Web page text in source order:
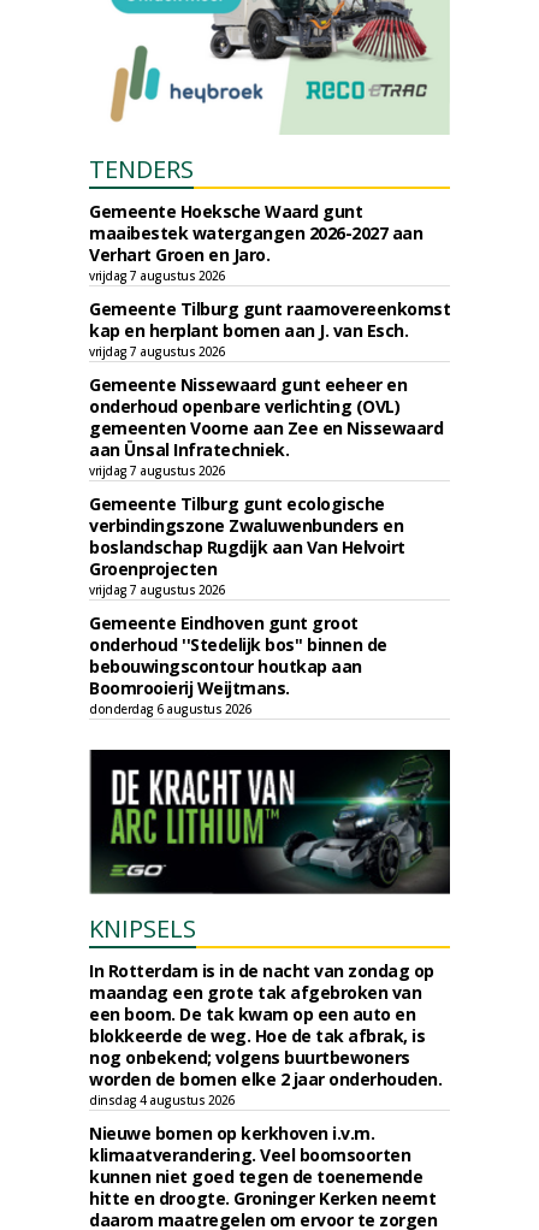
TENDERS
Gemeente Hoeksche Waard gunt
maaibestek watergangen 2026-2027 aan
Verhart Groen en Jaro.
vrijdag 7 augustus 2026
Gemeente Tilburg gunt raamovereenkomst
kap en herplant bomen aan J. van Esch.
vrijdag 7 augustus 2026
Gemeente Nissewaard gunt eeheer en
onderhoud openbare verlichting (OVL)
gemeenten Voorne aan Zee en Nissewaard
aan Ünsal Infratechniek.
vrijdag 7 augustus 2026
Gemeente Tilburg gunt ecologische
verbindingszone Zwaluwenbunders en
boslandschap Rugdijk aan Van Helvoirt
Groenprojecten
vrijdag 7 augustus 2026
Gemeente Eindhoven gunt groot
onderhoud ''Stedelijk bos'' binnen de
bebouwingscontour houtkap aan
Boomrooierij Weijtmans.
donderdag 6 augustus 2026
KNIPSELS
In Rotterdam is in de nacht van zondag op
maandag een grote tak afgebroken van
een boom. De tak kwam op een auto en
blokkeerde de weg. Hoe de tak afbrak, is
nog onbekend; volgens buurtbewoners
worden de bomen elke 2 jaar onderhouden.
dinsdag 4 augustus 2026
Nieuwe bomen op kerkhoven i.v.m.
klimaatverandering. Veel boomsoorten
kunnen niet goed tegen de toenemende
hitte en droogte. Groninger Kerken neemt
daarom maatregelen om ervoor te zorgen